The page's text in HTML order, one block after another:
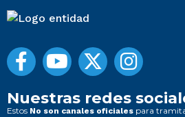
Nuestras redes
Estos No son canales oficiales para